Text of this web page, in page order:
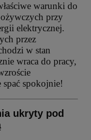
warunki do
przy
elektrycznej.
przez
w stan
wraca do pracy,
spokojnie!
ukryty pod